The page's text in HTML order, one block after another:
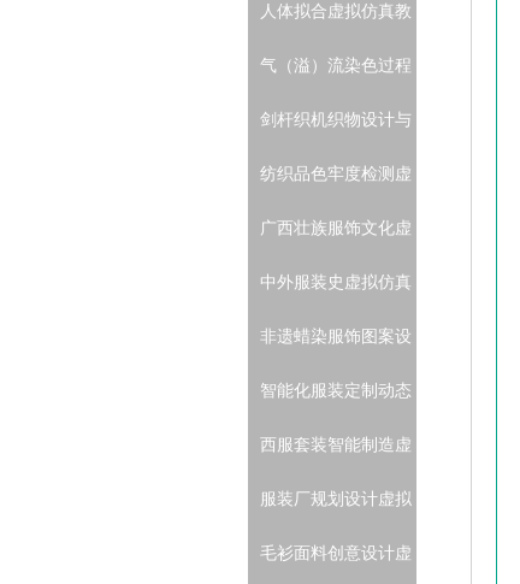
人体拟合虚拟仿真教
气（溢）流染色过程
虚拟仿真教学实验
剑杆织机织物设计与
生产虚拟仿真教学实
纺织品色牢度检测虚
拟仿真教学实验
广西壮族服饰文化虚
拟仿真教学实验
中外服装史虚拟仿真
教学实验
非遗蜡染服饰图案设
计与应用虚拟仿真教
智能化服装定制动态
着装与表演虚拟仿真
西服套装智能制造虚
拟仿真教学实验
服装厂规划设计虚拟
仿真教学实验
毛衫面料创意设计虚